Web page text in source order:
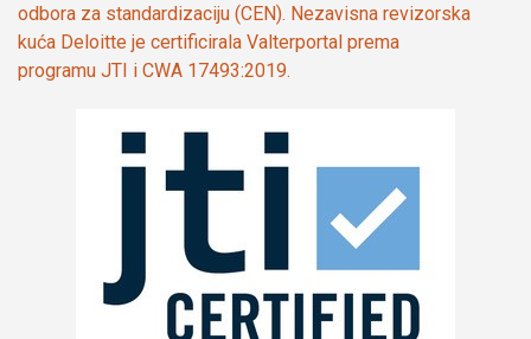
odbora za standardizaciju (CEN). Nezavisna revizorska
kuća Deloitte je certificirala Valterportal prema
programu JTI i CWA 17493:2019.